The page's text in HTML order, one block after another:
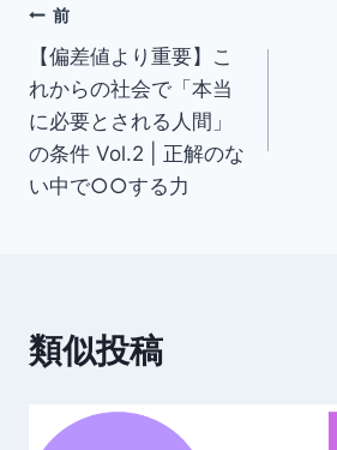
投
稿
ナ
ビ
シ
ョ
ン
前
【偏差値より重要】こ
れからの社会で「本当
に必要とされる人間」
の条件 Vol.2 | 正解のな
い中で○○する力
類似投稿